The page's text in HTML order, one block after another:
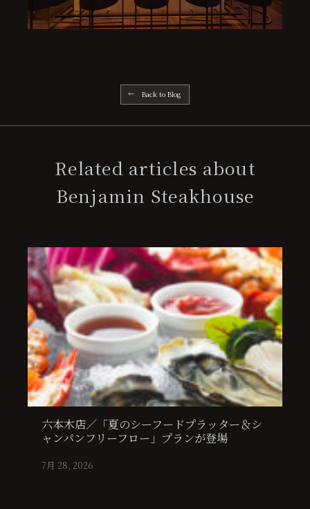
Back to Blog
Related articles about
Benjamin Steakhouse
六本木店／「夏のシーフードプラッター＆シ
ャンパンフリーフロー」プランが登場
7月 28, 2026